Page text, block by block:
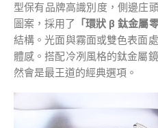
型保有品牌高識別度，側邊庄
圖案，採用了
「環狀 β 鈦金屬零
結構。光面與霧面或雙色表面
體感。搭配冷冽風格的鈦金屬
然會是最王道的經典選項。